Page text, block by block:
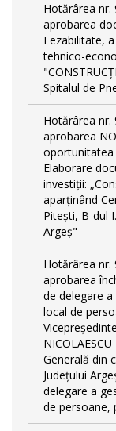
Hotărârea nr.
aprobarea
Fezabilitate,
tehnico-
Spitalul de
Hotărârea nr.
aprobarea
oportunitatea
Elaborare
investiţii:
aparținând
Pitești, B-dul
Argeș"
Hotărârea nr.
aprobarea
de delegare
local de
Generală din
Județului
delegare a
de persoane,